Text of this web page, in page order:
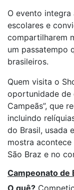
O evento
escolares e
compartilharem
um passatempo
brasileiros.
Quem visita o
oportunidade de
Campeãs”, que
incluindo
do Brasil, usada
mostra
São Braz e no
Campeonato de
O quê?